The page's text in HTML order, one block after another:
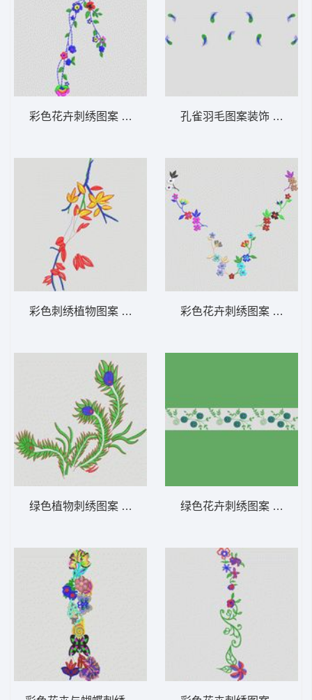
彩色花卉刺绣图案 大花样
彩色刺绣植物图案 大花样
绿色植物刺绣图案 大花样
孔雀羽毛图案装饰 大花样
彩色花卉刺绣图案 大花样
绿色花卉刺绣图案 大花样